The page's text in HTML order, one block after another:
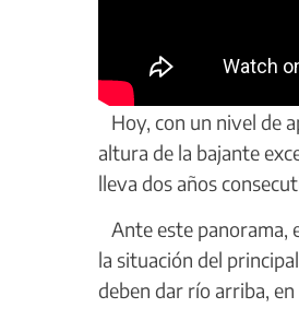
Hoy, con un nivel de
altura de la bajante
lleva dos años
Ante este panorama,
la situación del
deben dar río arriba, en